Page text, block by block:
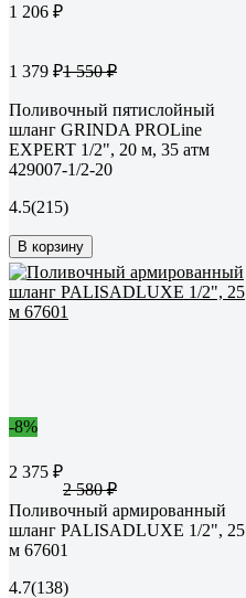
1 206 ₽
1 379 ₽1 550 ₽
Поливочный пятислойный
шланг GRINDA PROLine
EXPERT 1/2", 20 м, 35 атм
429007-1/2-20
4.5(215)
В корзину
-8%
2 375 ₽
2 580 ₽
Поливочный армированный
шланг PALISADLUXE 1/2", 25
м 67601
4.7(138)